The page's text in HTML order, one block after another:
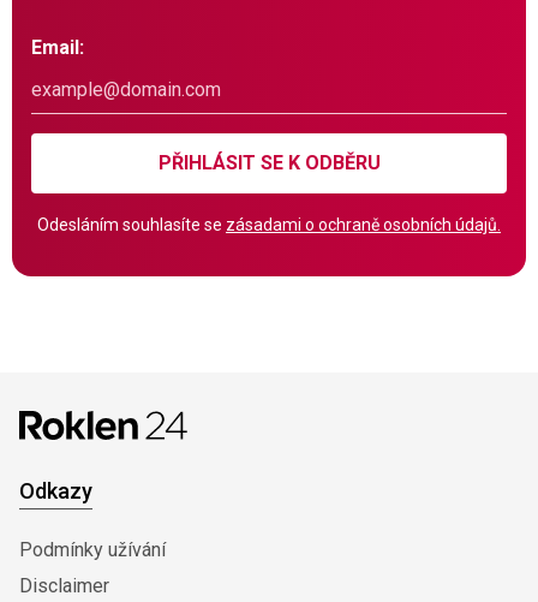
Email:
PŘIHLÁSIT SE K ODBĚRU
Odesláním souhlasíte se zásadami o ochraně osobních údajů.
Odkazy
Podmínky užívání
Disclaimer